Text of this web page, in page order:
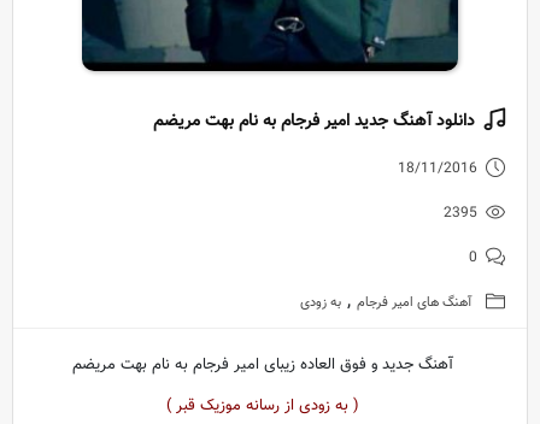
دانلود آهنگ جدید امیر فرجام به نام بهت مریضم
18/11/2016
2395
0
آهنگ های امیر فرجام , به زودی
آهنگ جدید و فوق العاده زیبای امیر فرجام به نام بهت مریضم
( به زودی از رسانه موزیک قبر )